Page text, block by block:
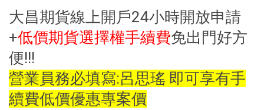
大昌期貨線上開戶24小時開放申請
+低價期貨選擇權手續費免出門好方
便!!!
營業員務必填寫:呂思瑤 即可享有手
續費低價優惠專案價